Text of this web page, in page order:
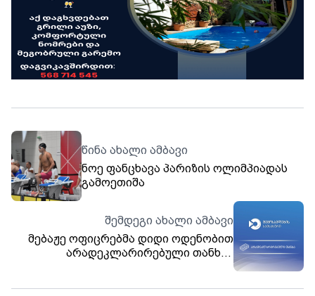
წინა ახალი ამბავი
ნოე ფანცხავა პარიზის ოლიმპიადას
გამოეთიშა
შემდეგი ახალი ამბავი
მებაჟე ოფიცრებმა დიდი ოდენობით
არადეკლარირებული თანხის